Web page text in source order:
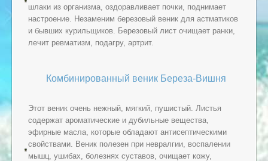
шлаки из организма, оздоравливает почки, поднимает
настроение. Незаменим березовый веник для астматиков
и бывших курильщиков. Березовый лист очищает ранки,
лечит ревматизм, подагру, артрит.
Комбинированный веник Береза-Вишня
Этот веник очень нежный, мягкий, пушистый. Листья
содержат ароматические и дубильные вещества,
эфирные масла, которые обладают антисептическими
свойствами. Веник полезен при невралгии, воспалении
мышц, ушибах, болезнях суставов, очищает кожу,